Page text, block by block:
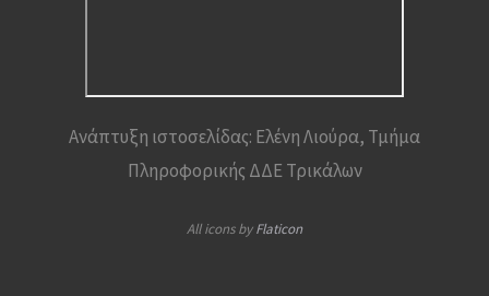
Ανάπτυξη ιστοσελίδας: Ελένη Λιούρα, Τμήμα
Πληροφορικής ΔΔΕ Τρικάλων
All icons byFlaticon